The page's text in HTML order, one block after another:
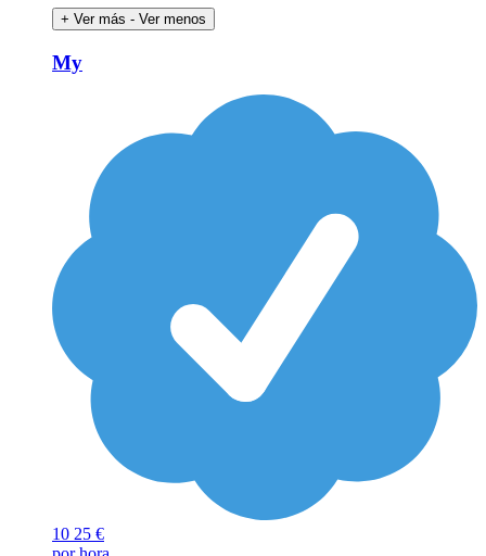
+ Ver más - Ver menos
My
10 25 €